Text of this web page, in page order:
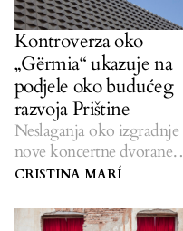
Kontroverza oko
„Gërmia“ ukazuje na
podjele oko budućeg
razvoja Prištine
Neslaganja oko izgradnje
nove koncertne dvorane u
glavnom gradu.
CRISTINA MARÍ